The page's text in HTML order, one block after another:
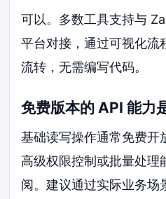
可以。多数工具支持与
平台对接，通过可视化流
流转，无需编写代码。
免费版本的 API 能力
基础读写操作通常免费开
高级权限控制或批量处理
阅。建议通过实际业务场